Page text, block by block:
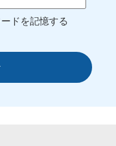
ドを記憶する